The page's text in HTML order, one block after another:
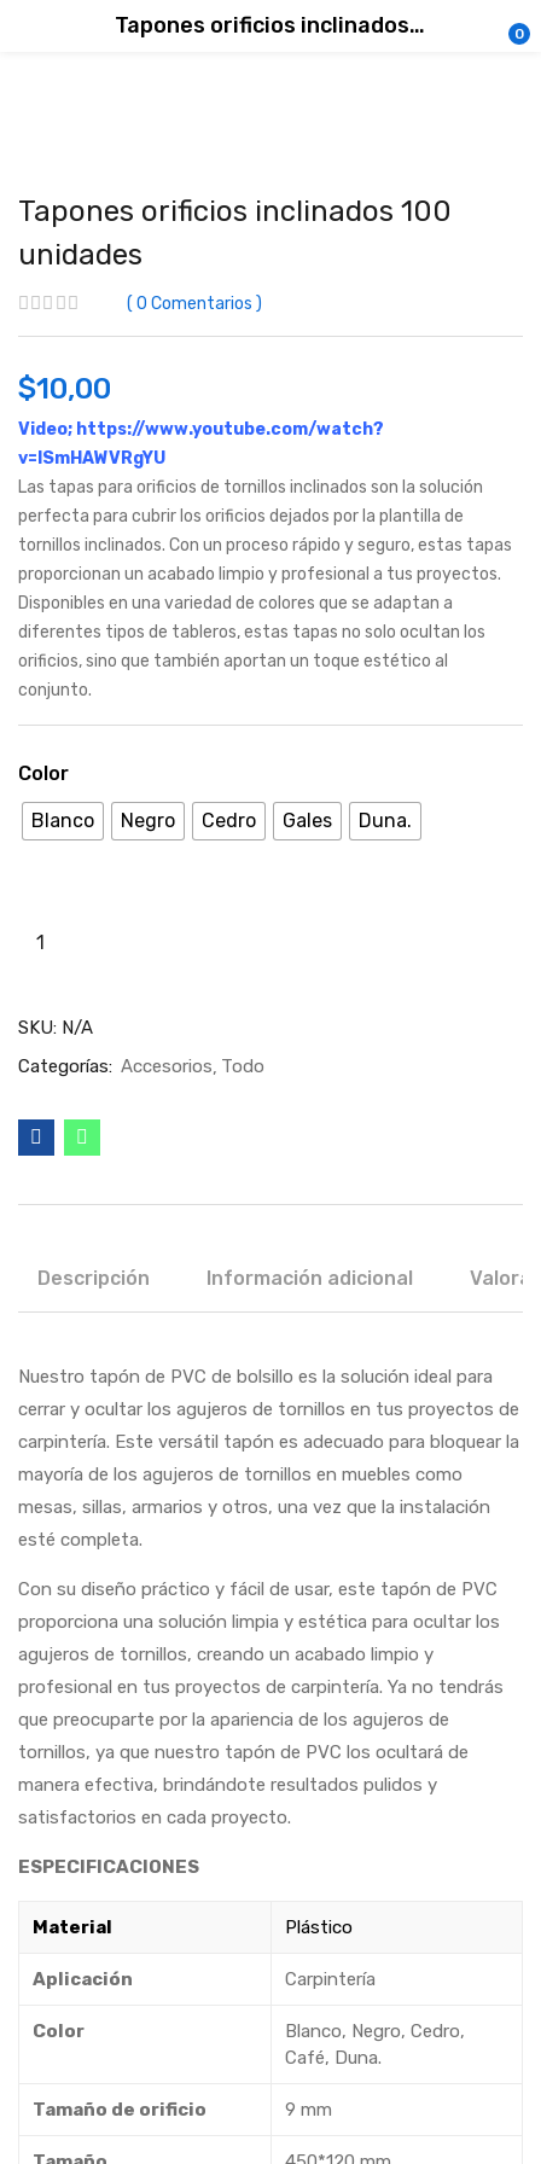
Tapones orificios inclinados 100 unidades 0
Tapones orificios inclinados 100
unidades
0 Comentarios
$10,00
Video; https://www.youtube.com/watch?
v=ISmHAWVRgYU
Las tapas para orificios de tornillos inclinados son la solución
perfecta para cubrir los orificios dejados por la plantilla de
tornillos inclinados. Con un proceso rápido y seguro, estas tapas
proporcionan un acabado limpio y profesional a tus proyectos.
Disponibles en una variedad de colores que se adaptan a
diferentes tipos de tableros, estas tapas no solo ocultan los
orificios, sino que también aportan un toque estético al
conjunto.
Color
Blanco Negro Cedro Gales Duna.
SKU: N/A
Categorías: Accesorios Todo
Descripción Información adicional
Nuestro tapón de PVC de bolsillo es la solución ideal para
cerrar y ocultar los agujeros de tornillos en tus proyectos de
carpintería. Este versátil tapón es adecuado para bloquear la
mayoría de los agujeros de tornillos en muebles como
mesas, sillas, armarios y otros, una vez que la instalación
esté completa.
Con su diseño práctico y fácil de usar, este tapón de PVC
proporciona una solución limpia y estética para ocultar los
agujeros de tornillos, creando un acabado limpio y
profesional en tus proyectos de carpintería. Ya no tendrás
que preocuparte por la apariencia de los agujeros de
tornillos, ya que nuestro tapón de PVC los ocultará de
manera efectiva, brindándote resultados pulidos y
satisfactorios en cada proyecto.
ESPECIFICACIONES
Material Plástico
Aplicación Carpintería
Color
Blanco, Negro, Cedro,
Café, Duna.
Tamaño de orificio 9 mm